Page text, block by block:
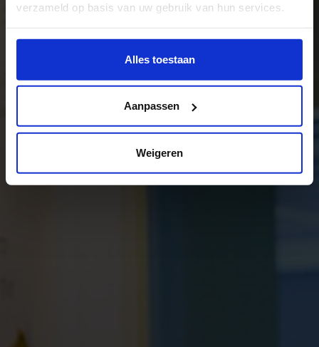
verzameld op basis van uw gebruik van hun services.
Wil je meer weten of de voorkeur aanpassen, bekijk dan
https://www.hku.nl/privacy-statement-en-
Alles toestaan
Aanpassen
Weigeren